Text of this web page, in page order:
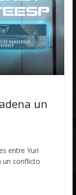
un
entre Yuri
un conflicto